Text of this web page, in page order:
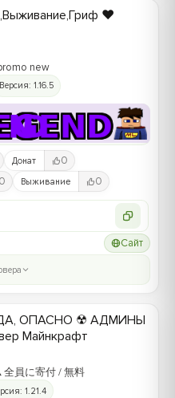
❤️
new
Версия: 1.16.5
Донат 0
0 Выживание 0
Сайт
ОПАСНО ☢ АДМИНЫ
Майнкрафт
全員に寄付 / 無料
1.21.4